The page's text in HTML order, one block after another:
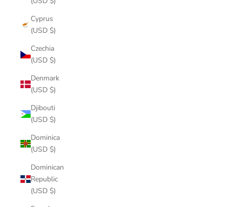
Cyprus
(USD $)
Czechia
(USD $)
Denmark
(USD $)
Djibouti
(USD $)
Dominica
(USD $)
Dominican
Republic
(USD $)